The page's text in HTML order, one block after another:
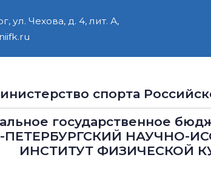
ул. Чехова, д. 4, лит. А,
cпорта
государственное
ПЕТЕРБУРГСКИЙ НАУЧНО-
ИНСТИТУТ ФИЗИЧЕСКОЙ